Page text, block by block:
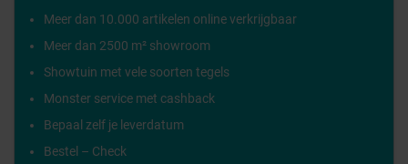
Meer dan 10.000 artikelen online verkrijgbaar
Meer dan 2500 m² showroom
Showtuin met vele soorten tegels
Monster service met cashback
Bepaal zelf je leverdatum
Bestel – Check